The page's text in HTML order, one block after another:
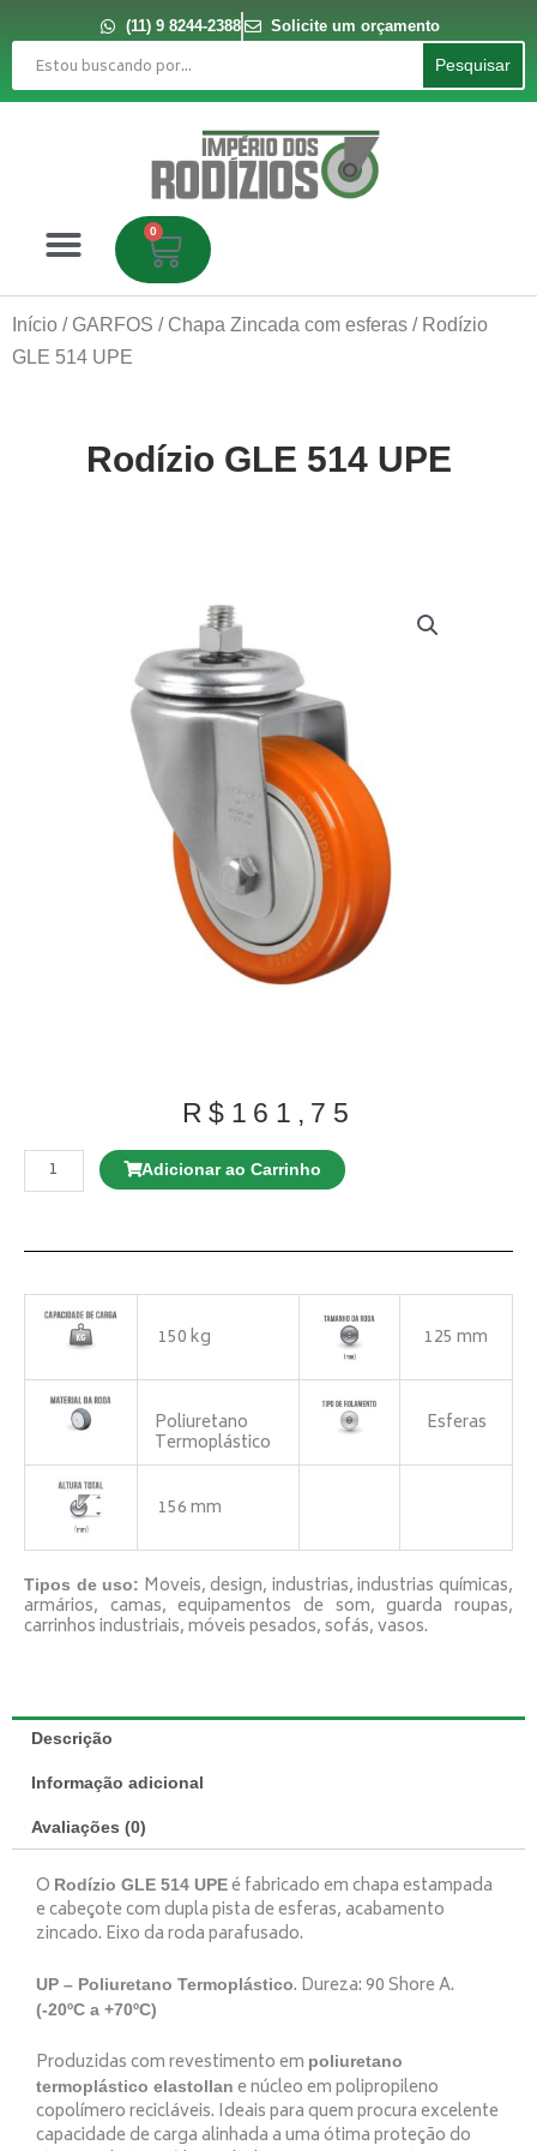
conteúdo
(11) 9 8244-2388
Solicite um orçamento
Pesquisar
Pesquisar
0
Carrinho
Início / GARFOS / Chapa Zincada com esferas / Rodízio
GLE 514 UPE
Rodízio GLE 514 UPE
R$ 161,75
Rodízio
Adicionar ao Carrinho
150 kg 125 mm
Poliuretano
Termoplástico
Esferas
156 mm
Tipos de uso: Moveis, design, industrias, industrias químicas,
armários, camas, equipamentos de som, guarda roupas,
carrinhos industriais, móveis pesados, sofás, vasos.
Descrição
Informação adicional
Avaliações (0)
O Rodízio GLE 514 UPE é fabricado em chapa estampada
e cabeçote com dupla pista de esferas, acabamento
zincado. Eixo da roda parafusado.
UP – Poliuretano Termoplástico. Dureza: 90 Shore A.
(-20ºC a +70ºC)
Produzidas com revestimento em poliuretano
termoplástico elastollan e núcleo em polipropileno
copolímero recicláveis. Ideais para quem procura excelente
capacidade de carga alinhada a uma ótima proteção do